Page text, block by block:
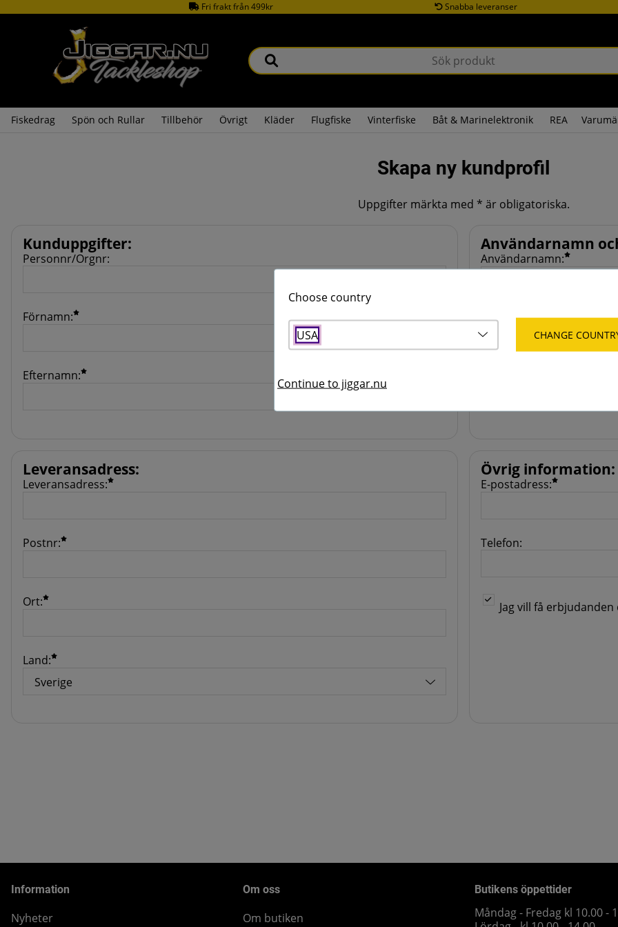
Fri frakt från 499kr Snabba leveranser
Fiskedrag Spön och Rullar Tillbehör Övrigt Kläder Flugfiske Vinterfiske Båt & Marinelektronik REA
Skapa ny kundprofil
Uppgifter märkta med * är obligatoriska.
Kunduppgifter:
Personnr/Orgnr:
Förnamn:
Efternamn:
Användarnamn
Användarnamn:
Lösenord:
Leveransadress:
Leveransadress:
Postnr:
Ort:
Land:
Övrig information:
E-postadress:
Telefon:
Jag vill få erbjudanden och
Jag vill få
Choose country
USA CHANGE
Continue to jiggar.nu
Information
Nyheter
Om oss
Om butiken
Butikens öppettider
Måndag - Fredag kl 10.00 -